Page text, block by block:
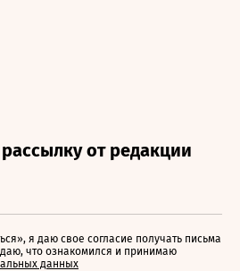
я даю свое согласие получать письма
что ознакомился и принимаю
данных